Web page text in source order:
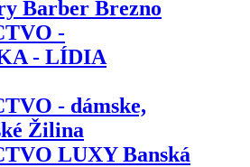
Barber Brezno
-
- LÍDIA
- dámske,
Žilina
LUXY Banská